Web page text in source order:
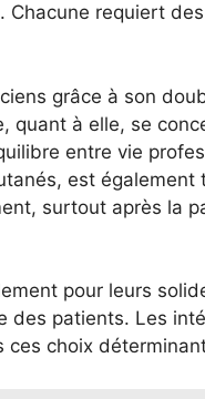
. Chacune requiert
grâce à son
quant à elle, se
entre vie
est également
surtout après la
pour leurs
des patients. Les
ces choix